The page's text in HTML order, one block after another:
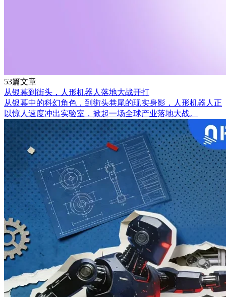
53篇文章
从银幕到街头，人形机器人落地大战开打
从银幕中的科幻角色，到街头巷尾的现实身影，人形机器人正
以惊人速度冲出实验室，掀起一场全球产业落地大战。